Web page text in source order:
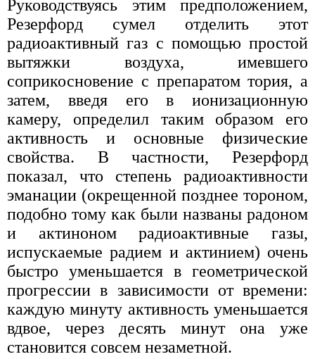
Руководствуясь этим предположением,
Резерфорд сумел отделить этот
радиоактивный газ с помощью простой
вытяжки воздуха, имевшего
соприкосновение с препаратом тория, а
затем, введя его в ионизационную
камеру, определил таким образом его
активность и основные физические
свойства. В частности, Резерфорд
показал, что степень радиоактивности
эманации (окрещенной позднее тороном,
подобно тому как были названы радоном
и актиноном радиоактивные газы,
испускаемые радием и актинием) очень
быстро уменьшается в геометрической
прогрессии в зависимости от времени:
каждую минуту активность уменьшается
вдвое, через десять минут она уже
становится совсем незаметной.